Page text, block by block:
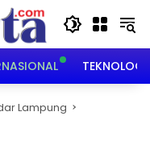
TEKNOLOGI
Lampung